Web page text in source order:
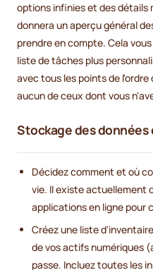
options infinies et des
donnera un aperçu général
prendre en compte. Cela
liste de tâches plus
avec tous les points de
aucun de ceux dont vous
Stockage des
Décidez comment et où
vie. Il existe actuellement
applications en ligne pour
Créez une liste
de vos actifs numériques
passe. Incluez toutes les